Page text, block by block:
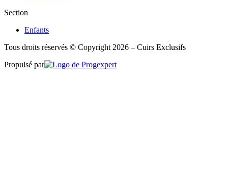
Section
Enfants
Tous droits réservés © Copyright 2026 – Cuirs Exclusifs
Propulsé par